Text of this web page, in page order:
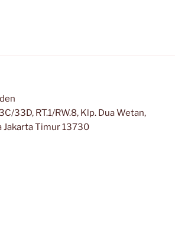
33D, RT.1/RW.8, Klp. Dua Wetan,
Jakarta Timur 13730